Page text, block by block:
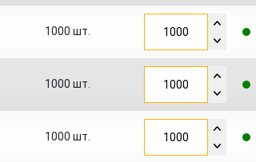
1000 шт.
1000 шт.
1000 шт.